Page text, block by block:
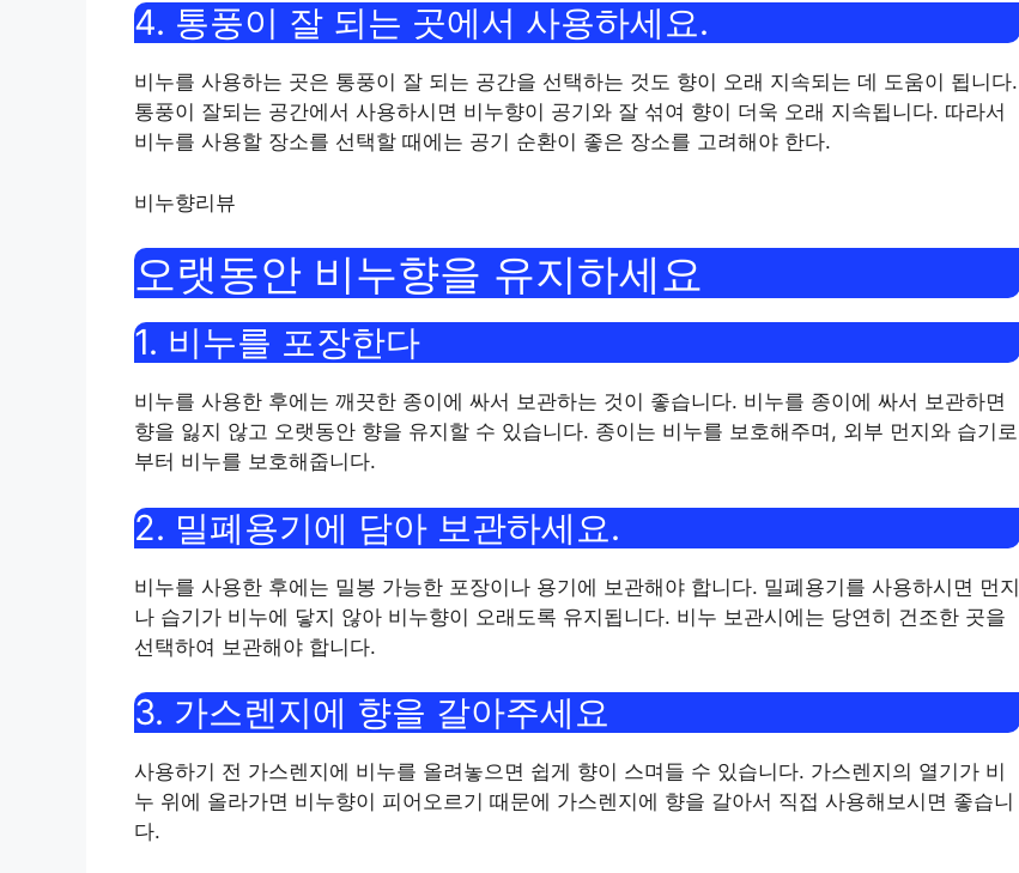
4. 통풍이 잘 되는 곳에서 사용하세요.
비누를 사용하는 곳은 통풍이 잘 되는 공간을 선택하는 것도 향이 오래 지속되는 데 도움이 됩니다.
통풍이 잘되는 공간에서 사용하시면 비누향이 공기와 잘 섞여 향이 더욱 오래 지속됩니다. 따라서
비누를 사용할 장소를 선택할 때에는 공기 순환이 좋은 장소를 고려해야 한다.
비누향리뷰
오랫동안 비누향을 유지하세요
1. 비누를 포장한다
비누를 사용한 후에는 깨끗한 종이에 싸서 보관하는 것이 좋습니다. 비누를 종이에 싸서 보관하면
향을 잃지 않고 오랫동안 향을 유지할 수 있습니다. 종이는 비누를 보호해주며, 외부 먼지와 습기로
부터 비누를 보호해줍니다.
2. 밀폐용기에 담아 보관하세요.
비누를 사용한 후에는 밀봉 가능한 포장이나 용기에 보관해야 합니다. 밀폐용기를 사용하시면 먼지
나 습기가 비누에 닿지 않아 비누향이 오래도록 유지됩니다. 비누 보관시에는 당연히 건조한 곳을
선택하여 보관해야 합니다.
3. 가스렌지에 향을 갈아주세요
사용하기 전 가스렌지에 비누를 올려놓으면 쉽게 향이 스며들 수 있습니다. 가스렌지의 열기가 비
누 위에 올라가면 비누향이 피어오르기 때문에 가스렌지에 향을 갈아서 직접 사용해보시면 좋습니
다.